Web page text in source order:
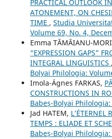
PRACTICAL OUTLOOK
ATONEMENT, ON
TIME , Studia
Volume 69, No. 4,
Emma TĂMÂIANU-
“EXPRESSION GAPS”
INTEGRAL LINGUISTICS ,
Bolyai Philologia:
Imola-Ágnes FARKAS,
CONSTRUCTIONS IN
Babeș-Bolyai
Jad HATEM, L’ÉTERNEL
TEMPS : ELIADE ET
Babeș-Bolyai